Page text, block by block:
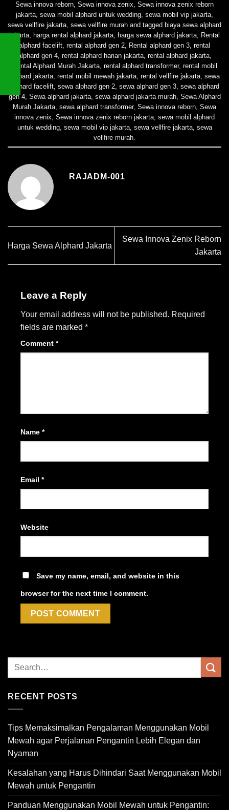
Sewa innova reborn Sewa innova zenix Sewa innova zenix reborn
jakarta sewa mobil alphard untuk wedding sewa mobil vip jakarta
sewa vellfire jakarta sewa vellfire murah and tagged biaya sewa alphard
jakarta harga rental alphard jakarta harga sewa alphard jakarta Rental
alphard facelift rental alphard gen 2 Rental alphard gen 3 rental
alphard gen 4, rental alphard harian jakarta, rental alphard jakarta,
Rental Alphard Murah Jakarta, rental alphard transformer, rental mobil
alphard jakarta, rental mobil mewah jakarta, rental vellfire jakarta, sewa
alphard facelift, sewa alphard gen 2, sewa alphard gen 3, sewa alphard
gen 4, Sewa alphard jakarta, sewa alphard jakarta murah, Sewa Alphard
Murah Jakarta sewa alphard transformer, Sewa innova reborn Sewa
innova zenix Sewa innova zenix reborn jakarta sewa mobil alphard
untuk wedding, sewa mobil vip jakarta, sewa vellfire jakarta, sewa
vellfire murah
RAJADM-001
Harga Sewa Alphard Jakarta
Sewa Innova Zenix Reborn
Jakarta
Leave a Reply
Your email address will not be published. Required
fields are marked *
Comment *
Name *
Email *
Website
Save my name, email, and website in this
browser for the next time I comment.
RECENT POSTS
Tips Memaksimalkan Pengalaman Menggunakan Mobil
Mewah agar Perjalanan Pengantin Lebih Elegan dan
Nyaman
Kesalahan yang Harus Dihindari Saat Menggunakan Mobil
Mewah untuk Pengantin
Panduan Menggunakan Mobil Mewah untuk Pengantin: